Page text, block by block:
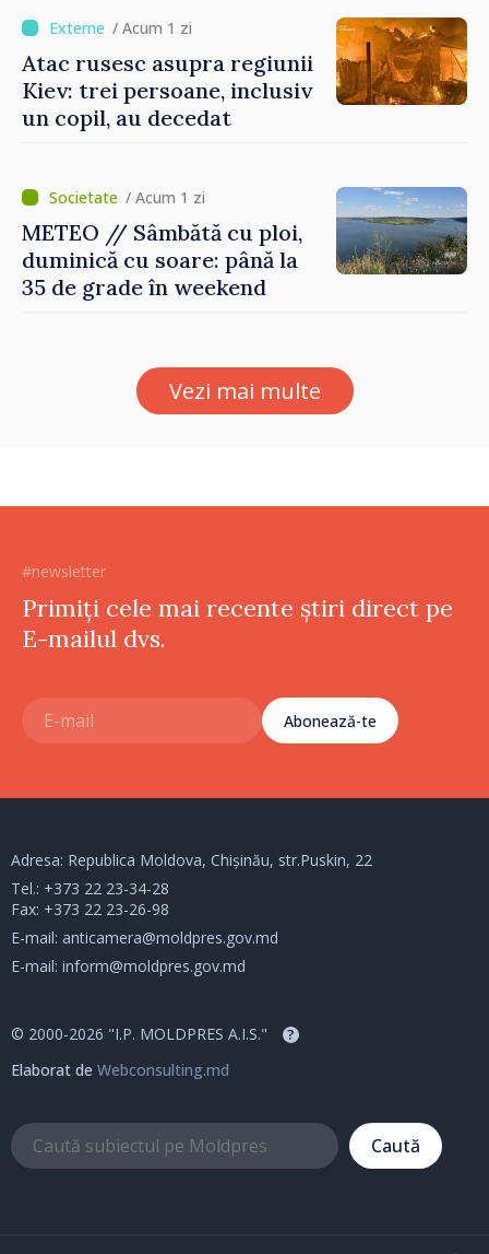
/ Acum 1 zi
Atac rusesc asupra regiunii
Kiev: trei persoane, inclusiv
un copil, au decedat
/ Acum 1 zi
METEO // Sâmbătă cu ploi,
duminică cu soare: până la
35 de grade în weekend
Vezi mai multe
#newsletter
Primiți cele mai recente știri direct pe
E-mailul dvs.
Abonează-te
Adresa: Republica Moldova, Chișinău, str.Puskin, 22
Tel.: +373 22 23-34-28
Fax: +373 22 23-26-98
E-mail: anticamera@moldpres.gov.md
E-mail: inform@moldpres.gov.md
© 2000-2026 "I.P. MOLDPRES A.I.S." ?
Elaborat de Webconsulting.md
Caută